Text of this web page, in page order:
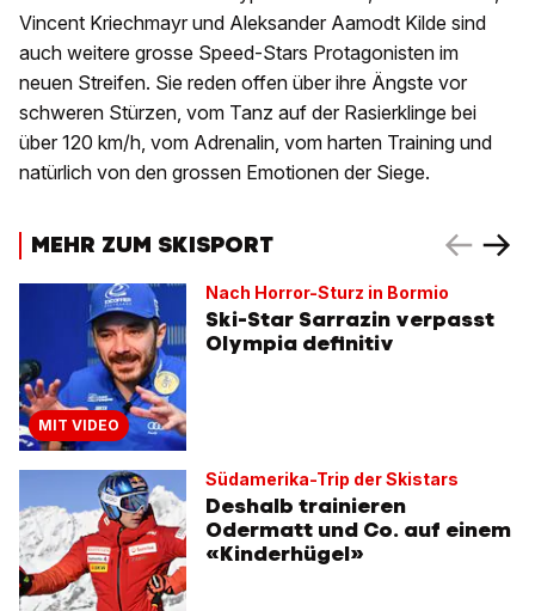
Vincent Kriechmayr und Aleksander Aamodt Kilde sind
auch weitere grosse Speed-Stars Protagonisten im
neuen Streifen. Sie reden offen über ihre Ängste vor
schweren Stürzen, vom Tanz auf der Rasierklinge bei
über 120 km/h, vom Adrenalin, vom harten Training und
natürlich von den grossen Emotionen der Siege.
MEHR ZUM SKISPORT
MIT VIDEO
Nach Horror-Sturz in Bormio
Ski-Star Sarrazin verpasst
Olympia definitiv
Südamerika-Trip der Skistars
Deshalb trainieren
Odermatt und Co. auf einem
«Kinderhügel»